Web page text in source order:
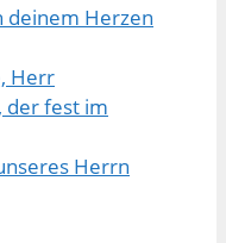
deinem Herzen
Herr
der fest im
Herrn